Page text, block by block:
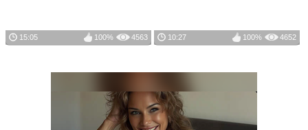
15:05 4563
100% 10:27 4652
100%